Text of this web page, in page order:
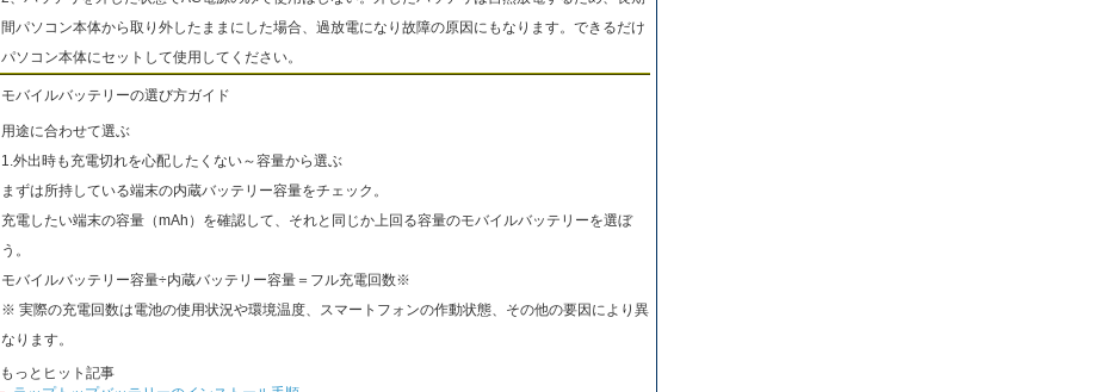
間パソコン本体から取り外したままにした場合、過放電になり故障の原因にもなります。できるだけ
パソコン本体にセットして使用してください。
モバイルバッテリーの選び方ガイド
用途に合わせて選ぶ
1.外出時も充電切れを心配したくない～容量から選ぶ
まずは所持している端末の内蔵バッテリー容量をチェック。
充電したい端末の容量（mAh）を確認して、それと同じか上回る容量のモバイルバッテリーを選ぼ
う。
モバイルバッテリー容量÷内蔵バッテリー容量＝フル充電回数※
※ 実際の充電回数は電池の使用状況や環境温度、スマートフォンの作動状態、その他の要因により異
なります。
もっとヒット記事